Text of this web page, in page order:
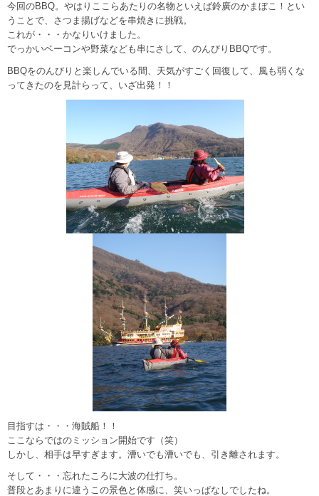
今回のBBQ。やはりここらあたりの名物といえば鈴廣のかまぼこ！とい
うことで、さつま揚げなどを串焼きに挑戦。
これが・・・かなりいけました。
でっかいベーコンや野菜なども串にさして、のんびりBBQです。
BBQをのんびりと楽しんでいる間、天気がすごく回復して、風も弱くな
ってきたのを見計らって、いざ出発！！
目指すは・・・海賊船！！
ここならではのミッション開始です（笑）
しかし、相手は早すぎます。漕いでも漕いでも、引き離されます。
そして・・・忘れたころに大波の仕打ち。
普段とあまりに違うこの景色と体感に、笑いっぱなしでしたね。